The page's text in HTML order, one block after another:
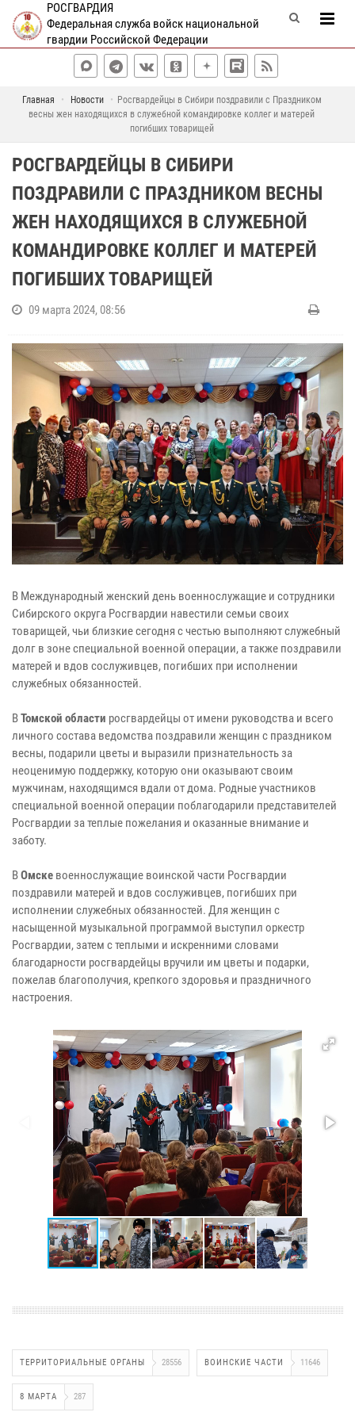
РОСГВАРДИЯ
Федеральная служба войск национальной
гвардии Российской Федерации
Главная Новости
Росгвардейцы в Сибири поздравили с Праздником
весны жен находящихся в служебной командировке коллег и матерей
погибших товарищей
РОСГВАРДЕЙЦЫ В СИБИРИ
ПОЗДРАВИЛИ С ПРАЗДНИКОМ ВЕСНЫ
ЖЕН НАХОДЯЩИХСЯ В СЛУЖЕБНОЙ
КОМАНДИРОВКЕ КОЛЛЕГ И МАТЕРЕЙ
ПОГИБШИХ ТОВАРИЩЕЙ
09 марта 2024, 08:56
В Международный женский день военнослужащие и сотрудники
Сибирского округа Росгвардии навестили семьи своих
товарищей, чьи близкие сегодня с честью выполняют служебный
долг в зоне специальной военной операции, а также поздравили
матерей и вдов сослуживцев, погибших при исполнении
служебных обязанностей.
ВТомской области росгвардейцы от имени руководства и всего
личного состава ведомства поздравили женщин с праздником
весны, подарили цветы и выразили признательность за
неоценимую поддержку, которую они оказывают своим
мужчинам, находящимся вдали от дома. Родные участников
специальной военной операции поблагодарили представителей
Росгвардии за теплые пожелания и оказанные внимание и
заботу.
ВОмске военнослужащие воинской части Росгвардии
поздравили матерей и вдов сослуживцев, погибших при
исполнении служебных обязанностей. Для женщин с
насыщенной музыкальной программой выступил оркестр
Росгвардии, затем с теплыми и искренними словами
благодарности росгвардейцы вручили им цветы и подарки,
пожелав благополучия, крепкого здоровья и праздничного
настроения.
ТЕРРИТОРИАЛЬНЫЕ ОРГАНЫ 28556 ВОИНСКИЕ ЧАСТИ 11646
8 МАРТА 287